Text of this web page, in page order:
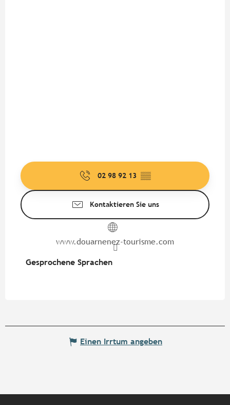
02 98 92 13 ▒▒
Kontaktieren Sie uns
www.douarnenez-tourisme.com
Gesprochene Sprachen
Gesprochene Sprachen
Einen Irrtum angeben